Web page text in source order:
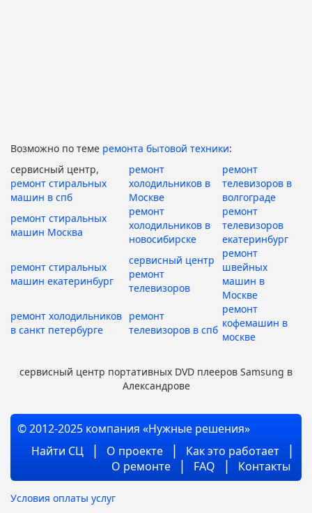
Возможно по теме ремонта бытовой техники:
сервисный центр,
ремонт стиральных
машин в спб
ремонт
холодильников в
Москве
ремонт
телевизоров в
волгограде
ремонт стиральных
машин Москва
ремонт
холодильников в
новосибирске
ремонт
телевизоров
екатеринбург
ремонт стиральных
машин екатеринбург
сервисный центр
ремонт
телевизоров
ремонт
швейных
машин в
Москве
ремонт холодильников
в санкт петербурге
ремонт
телевизоров в спб
ремонт
кофемашин в
москве
сервисный центр портативных DVD плееров Samsung в
Александрове
© 2012-2025 компания «Нужные решения»
Найти СЦ
О проекте
Как это работает
О ремонте
FAQ Контакты
Условия оплаты услуг